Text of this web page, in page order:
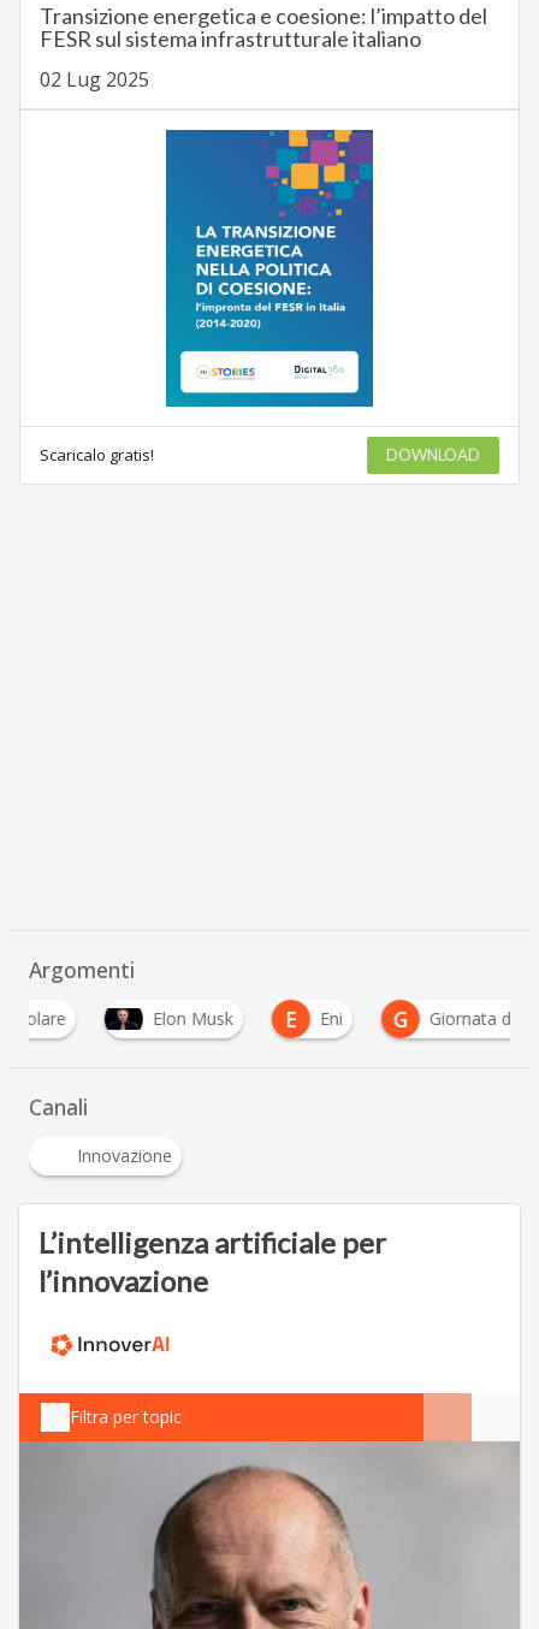
Transizione energetica e coesione: l’impatto del
FESR sul sistema infrastrutturale italiano
02 Lug 2025
Scaricalo gratis! DOWNLOAD
Argomenti
Elon Musk E G Giornata della Terra
Canali
Innovazione
L’intelligenza artificiale per
l’innovazione
Filtra per topic